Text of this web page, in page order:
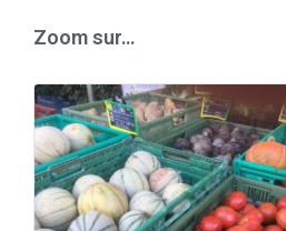
Zoom sur…